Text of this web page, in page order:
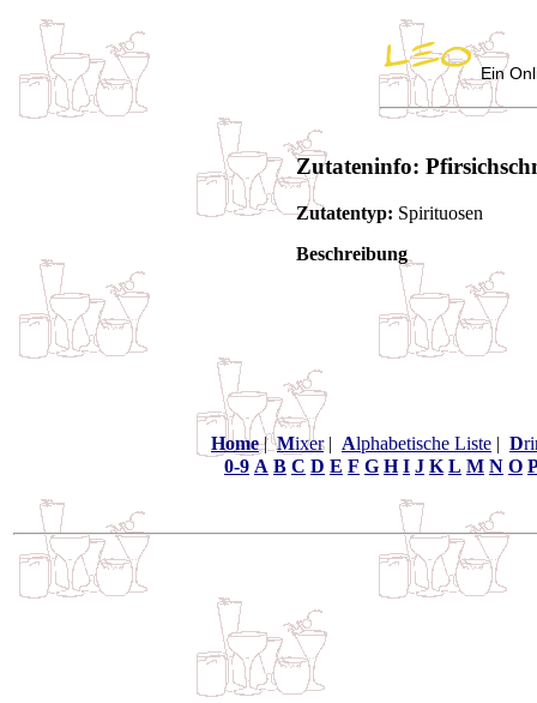
Ein
Zutateninfo:
Zutatentyp: Spirituosen
Beschreibung
Home|Mixer| Alphabetische Liste | D
0-9 A B C D E F G H I J K L M N O